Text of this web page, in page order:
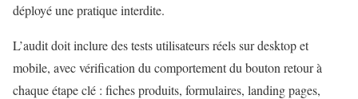
déployé une pratique interdite.
L’audit doit inclure des tests utilisateurs réels sur desktop et
mobile, avec vérification du comportement du bouton retour à
chaque étape clé : fiches produits, formulaires, landing pages,